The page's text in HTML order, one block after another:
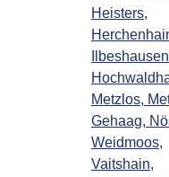
Heisters,
Metzlos,
Gehaag,
Weidmoos,
Vaitshain,